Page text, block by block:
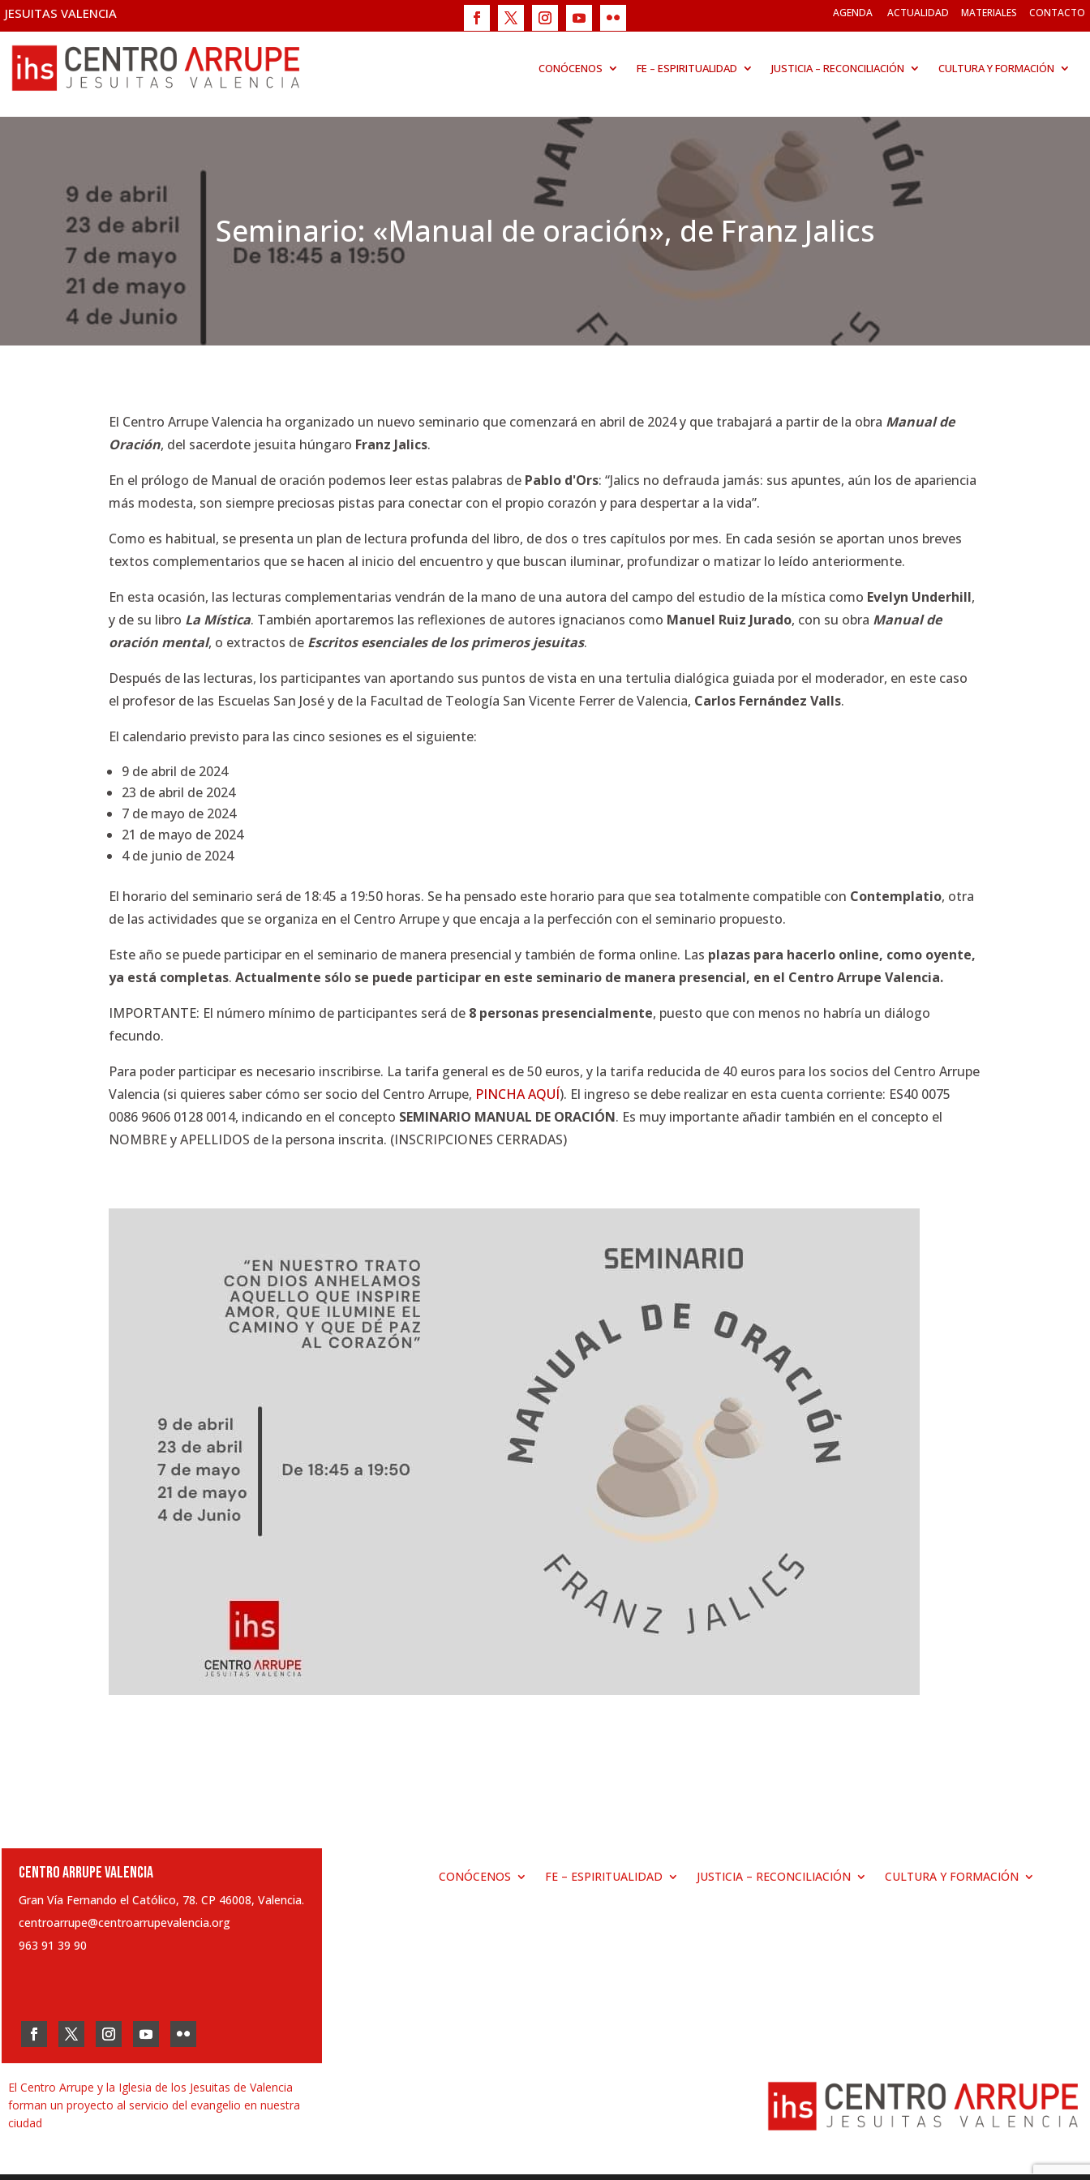
JESUITAS VALENCIA AGENDA ACTUALIDAD MATERIALES CONTACTO
CONÓCENOS FE – ESPIRITUALIDAD JUSTICIA – RECONCILIACIÓN CULTURA Y FORMACIÓN
Seminario: «Manual de oración», de Franz Jalics
El Centro Arrupe Valencia ha organizado un nuevo seminario que comenzará en abril de 2024 y que trabajará a partir de la obra Manual de
Oración, del sacerdote jesuita húngaro Franz Jalics.
En el prólogo de Manual de oración podemos leer estas palabras de Pablo d'Ors: “Jalics no defrauda jamás: sus apuntes, aún los de apariencia
más modesta, son siempre preciosas pistas para conectar con el propio corazón y para despertar a la vida”.
Como es habitual, se presenta un plan de lectura profunda del libro, de dos o tres capítulos por mes. En cada sesión se aportan unos breves
textos complementarios que se hacen al inicio del encuentro y que buscan iluminar, profundizar o matizar lo leído anteriormente.
En esta ocasión, las lecturas complementarias vendrán de la mano de una autora del campo del estudio de la mística como Evelyn Underhill,
y de su libro La Mística. También aportaremos las reflexiones de autores ignacianos como Manuel Ruiz Jurado, con su obra Manual de
oración mental, o extractos de Escritos esenciales de los primeros jesuitas.
Después de las lecturas, los participantes van aportando sus puntos de vista en una tertulia dialógica guiada por el moderador, en este caso
el profesor de las Escuelas San José y de la Facultad de Teología San Vicente Ferrer de Valencia, Carlos Fernández Valls.
El calendario previsto para las cinco sesiones es el siguiente:
9 de abril de 2024
23 de abril de 2024
7 de mayo de 2024
21 de mayo de 2024
4 de junio de 2024
El horario del seminario será de 18:45 a 19:50 horas. Se ha pensado este horario para que sea totalmente compatible con Contemplatio, otra
de las actividades que se organiza en el Centro Arrupe y que encaja a la perfección con el seminario propuesto.
Este año se puede participar en el seminario de manera presencial y también de forma online. Las plazas para hacerlo online, como oyente,
ya está completas.Actualmente sólo se puede participar en este seminario de manera presencial, en el Centro Arrupe Valencia.
IMPORTANTE: El número mínimo de participantes será de 8 personas presencialmente, puesto que con menos no habría un diálogo
fecundo.
Para poder participar es necesario inscribirse. La tarifa general es de 50 euros, y la tarifa reducida de 40 euros para los socios del Centro Arrupe
Valencia (si quieres saber cómo ser socio del Centro Arrupe, PINCHA AQUÍ). El ingreso se debe realizar en esta cuenta corriente: ES40 0075
0086 9606 0128 0014, indicando en el concepto SEMINARIO MANUAL DE ORACIÓN. Es muy importante añadir también en el concepto el
NOMBRE y APELLIDOS de la persona inscrita. (INSCRIPCIONES CERRADAS)
CENTRO ARRUPE VALENCIA
Gran Vía Fernando el Católico, 78. CP 46008, Valencia.
centroarrupe@centroarrupevalencia.org
963 91 39 90
CONÓCENOS FE – ESPIRITUALIDAD JUSTICIA – RECONCILIACIÓN CULTURA Y FORMACIÓN
El Centro Arrupe y la Iglesia de los Jesuitas de Valencia
forman un proyecto al servicio del evangelio en nuestra
ciudad